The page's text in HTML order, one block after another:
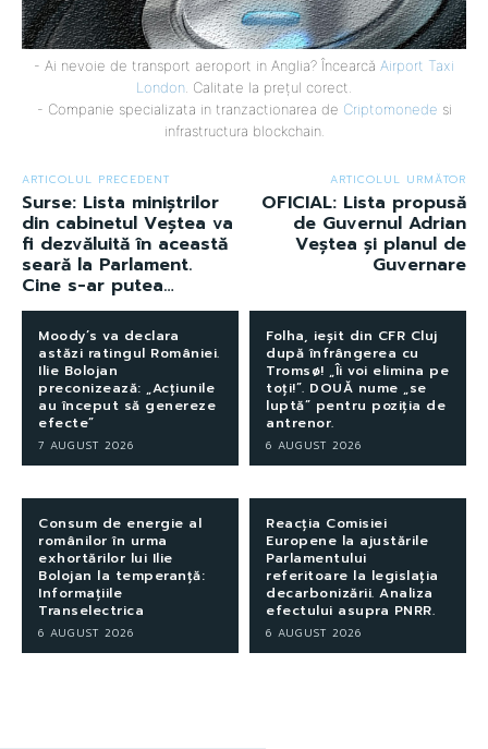
- Ai nevoie de transport aeroport in Anglia? Încearcă Airport Taxi
London . Calitate la prețul corect.
- Companie specializata in tranzactionarea de Criptomonede si
infrastructura blockchain.
ARTICOLUL PRECEDENT
Surse: Lista miniștrilor
din cabinetul Veștea va
fi dezvăluită în această
seară la Parlament.
Cine s-ar putea…
ARTICOLUL URMĂTOR
OFICIAL: Lista propusă
de Guvernul Adrian
Veștea și planul de
Guvernare
Moody’s va declara
astăzi ratingul României.
Ilie Bolojan
preconizează: „Acțiunile
au început să genereze
efecte”
7 AUGUST 2026
Folha, ieșit din CFR Cluj
după înfrângerea cu
Tromsø! „Îi voi elimina pe
toți!”. DOUĂ nume „se
luptă” pentru poziția de
antrenor.
6 AUGUST 2026
Consum de energie al
românilor în urma
exhortărilor lui Ilie
Bolojan la temperanță:
Informațiile
Transelectrica
6 AUGUST 2026
Reacția Comisiei
Europene la ajustările
Parlamentului
referitoare la legislația
decarbonizării. Analiza
efectului asupra PNRR.
6 AUGUST 2026